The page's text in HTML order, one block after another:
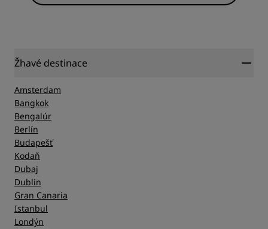
Žhavé destinace
Amsterdam
Bangkok
Bengalúr
Berlín
Budapešť
Kodaň
Dubaj
Dublin
Gran Canaria
Istanbul
Londýn